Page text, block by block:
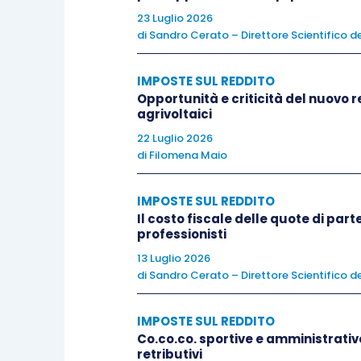
costi e le spese rappresentano
reddito.
Dunque, si può facilmente evincere
redditosia correlata alla necessità
individua la connessione con l’attività
considerate inerenti e, una volta
l’approccio tributario tipico delle
associati avevano prodotto la
analiticamente documentate dagli
stessi, consentendo di correlare il
nonché soci dell’Associazione
23 Luglio 2026
di Sandro Cerato – Direttore Scientifico
IMPOSTE SUL REDDITO
Opportunità e criticità del nuovo
agrivoltaici
22 Luglio 2026
di Filomena Maio
IMPOSTE SUL REDDITO
Il costo fiscale delle quote di
professionisti
13 Luglio 2026
di Sandro Cerato – Direttore Scientifico
IMPOSTE SUL REDDITO
Co.co.co. sportive e
retributivi